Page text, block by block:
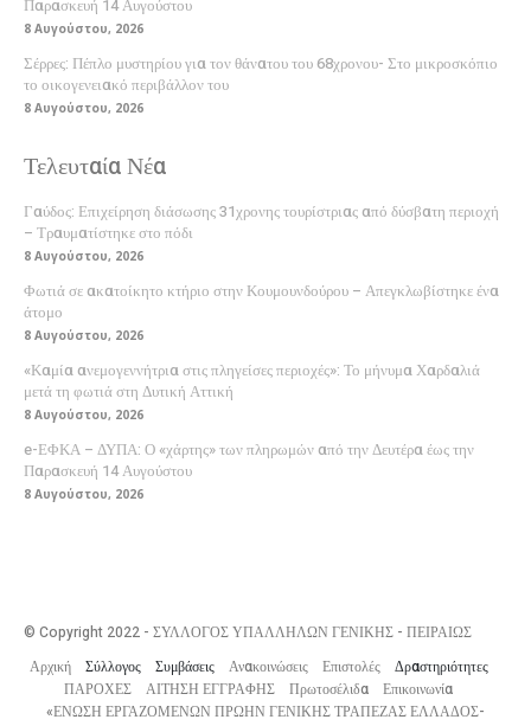
Παρασκευή 14 Αυγούστου
8 Αυγούστου, 2026
Σέρρες: Πέπλο μυστηρίου για τον θάνατου του 68χρονου- Στο μικροσκόπιο
το οικογενειακό περιβάλλον του
8 Αυγούστου, 2026
Τελευταία Νέα
Γαύδος: Επιχείρηση διάσωσης 31χρονης τουρίστριας από δύσβατη περιοχή
– Τραυματίστηκε στο πόδι
8 Αυγούστου, 2026
Φωτιά σε ακατοίκητο κτήριο στην Κουμουνδούρου – Απεγκλωβίστηκε ένα
άτομο
8 Αυγούστου, 2026
«Καμία ανεμογεννήτρια στις πληγείσες περιοχές»: Το μήνυμα Χαρδαλιά
μετά τη φωτιά στη Δυτική Αττική
8 Αυγούστου, 2026
e-ΕΦΚΑ – ΔΥΠΑ: Ο «χάρτης» των πληρωμών από την Δευτέρα έως την
Παρασκευή 14 Αυγούστου
8 Αυγούστου, 2026
© Copyright 2022 - ΣΥΛΛΟΓΟΣ ΥΠΑΛΛΗΛΩΝ ΓΕΝΙΚΗΣ - ΠΕΙΡΑΙΩΣ
Αρχική
Σύλλογος Συμβάσεις Ανακοινώσεις Επιστολές
Δραστηριότητες
ΠΑΡΟΧΕΣ
ΑΙΤΗΣΗ ΕΓΓΡΑΦΗΣ Πρωτοσέλιδα
Επικοινωνία
«ΕΝΩΣΗ ΕΡΓΑΖΟΜΕΝΩΝ ΠΡΩΗΝ ΓΕΝΙΚΗΣ ΤΡΑΠΕΖΑΣ ΕΛΛΑΔΟΣ-